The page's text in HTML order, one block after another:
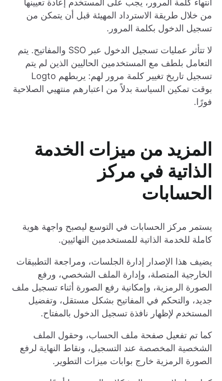
انتهاء كلمة المرور، يجب على المستخدم إعادة تعيينها
من خلال طريقة الاسترداد المهيئة قبل أن يتمكن من
تسجيل الدخول بكلمة المرور.
لا تتأثر عمليات تسجيل الدخول عبر SSO والمفاتيح. يتم
التعامل بلطف مع المستخدمين الحاليين الذين لم يتم
تسجيل تاريخ تغيير كلمة مرور لهم: يربطهم Logto
بوقت تمكين السياسة بدلاً من اعتبارهم منتهيي الصلاحية
فورًا.
المزيد من ميزات الخدمة
الذاتية في مركز
الحسابات
يستمر مركز الحسابات في التوسع ليصبح واجهة هوية
كاملة للخدمة الذاتية للمستخدمين النهائيين.
يضيف هذا الإصدار إدارة الجلسات، ومراجعة التطبيقات
الخارجية المتصلة، وإدارة الملف الشخصي، ورفع
الصورة الرمزية، وإمكانية رفع الصورة أثناء تسجيل ملف
جديد، والتحكم في المفاتيح بشكل مستقل، وتفضيل
المستخدم لإظهار نافذة تسجيل الدخول بالمفتاح.
كما تم تفعيل صفحة ملف الحساب، وحقول الملف
الشخصية المخصصة عند التسجيل، ونقاط النهاية لرفع
الصورة الرمزية خارج بوابات ميزات التطوير.